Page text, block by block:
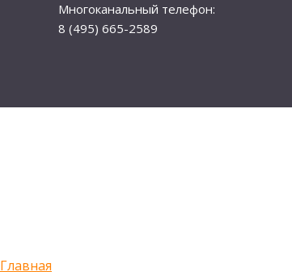
Многоканальный телефон:
8 (495) 665-2589
Главная